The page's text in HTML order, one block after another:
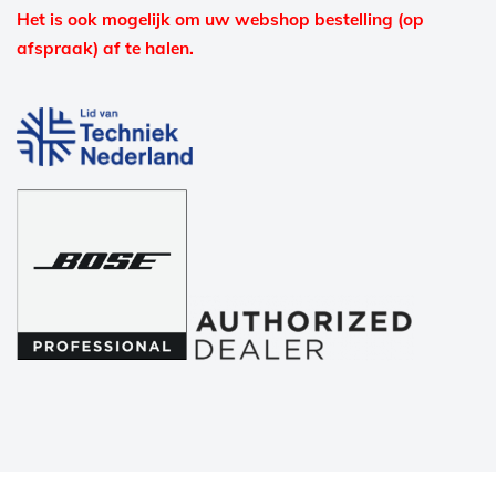
Het is ook mogelijk om uw webshop bestelling (op
afspraak) af te halen.